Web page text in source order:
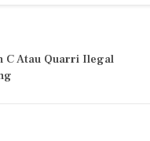
C Atau Quarri Ilegal